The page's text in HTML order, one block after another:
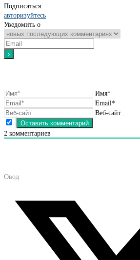
Подписаться
авторизуйтесь
Уведомить о
Имя*
Email*
Веб-сайт
2 комментариев
Овод